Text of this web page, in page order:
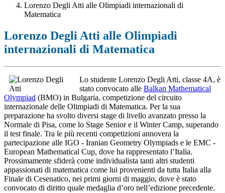
Lorenzo Degli Atti alle Olimpiadi internazionali di
Matematica
Lorenzo Degli Atti alle Olimpiadi
internazionali di Matematica
Lo studente Lorenzo Degli Atti, classe 4A, è
stato convocato alle Balkan Mathematical
Olympiad (BMO) in Bulgaria, competizione del circuito
internazionale delle Olimpiadi di Matematica. Per la sua
preparazione ha svolto diversi stage di livello avanzato presso la
Normale di Pisa, come lo Stage Senior e il Winter Camp, superando
il test finale. Tra le più recenti competizioni annovera la
partecipazione alle IGO - Iranian Geometry Olympiads e le EMC -
European Mathematical Cup, dove ha rappresentato l’Italia.
Prossimamente sfiderà come individualista tanti altri studenti
appassionati di matematica come lui provenienti da tutta Italia alla
Finale di Cesenatico, nei primi giorni di maggio, dove è stato
convocato di diritto quale medaglia d’oro nell’edizione precedente.